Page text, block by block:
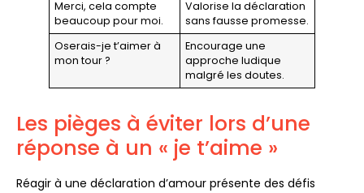
Merci, cela compte
beaucoup pour moi.
Valorise la déclaration
sans fausse promesse.
Oserais-je t’aimer à
mon tour ?
Encourage une
approche ludique
malgré les doutes.
Les pièges à éviter lors d’une
réponse à un « je t’aime »
Réagir à une déclaration d’amour présente des défis